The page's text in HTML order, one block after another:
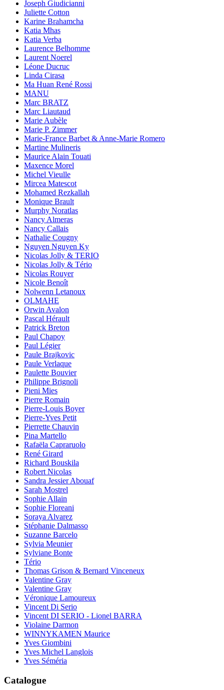
Joseph Giudicianni
Juliette Cotton
Karine Brahamcha
Katia Mhas
Katia Verba
Laurence Belhomme
Laurent Noerel
Léone Ducruc
Linda Cirasa
Ma Huan René Rossi
MANU
Marc BRATZ
Marc Liautaud
Marie Aubèle
Marie P. Zimmer
Marie-France Barbet & Anne-Marie Romero
Martine Mulineris
Maurice Alain Touati
Maxence Morel
Michel Vieulle
Mircea Matescot
Mohamed Rezkallah
Monique Brault
Murphy Noratlas
Nancy Almeras
Nancy Callais
Nathalie Cougny
Nguyen Nguyen Ky
Nicolas Jolly & TERIO
Nicolas Jolly & Tério
Nicolas Rouyer
Nicole Benoît
Nolwenn Letanoux
OLMAHE
Orwin Avalon
Pascal Hérault
Patrick Breton
Paul Chapoy
Paul Légier
Paule Brajkovic
Paule Verlaque
Paulette Bouvier
Philippe Brignoli
Pieni Mies
Pierre Romain
Pierre-Louis Boyer
Pierre-Yves Petit
Pierrette Chauvin
Pina Martello
Rafaëla Capraruolo
René Girard
Richard Bouskila
Robert Nicolas
Sandra Jessier Abouaf
Sarah Mostrel
Sophie Allain
Sophie Floreani
Soraya Alvarez
Stéphanie Dalmasso
Suzanne Barcelo
Sylvia Meunier
Sylviane Bonte
Tério
Thomas Grison & Bernard Vinceneux
Valentine Gray
Valentine Gray
Véronique Lamoureux
Vincent Di Serio
Vincent DI SERIO - Lionel BARRA
Violaine Darmon
WINNYKAMEN Maurice
Yves Giombini
Yves Michel Langlois
Yves Séméria
Catalogue